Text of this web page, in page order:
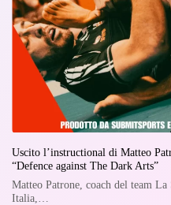
Uscito l’instructional di Matteo
“Defence against The Dark Arts”
Matteo Patrone, coach del team
Italia,…